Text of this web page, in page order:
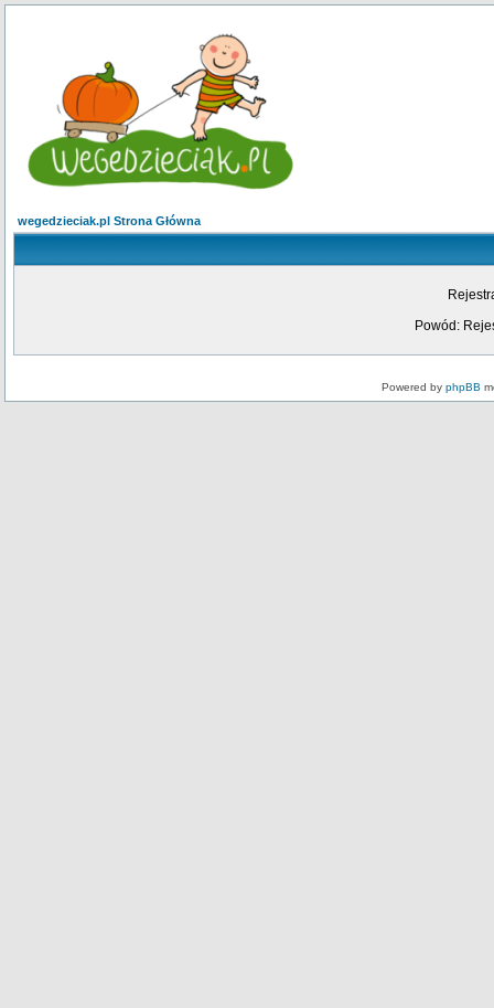
wegedzieciak.pl Strona Główna
Powód:
Powered by phpBB